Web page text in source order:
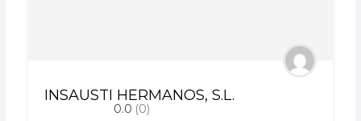
INSAUSTI HERMANOS, S.L.
0.0 (0)